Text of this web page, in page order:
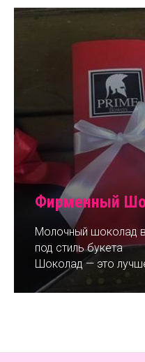
Фирменный
Молочный шоколад
под стиль букета
Шоколад — это